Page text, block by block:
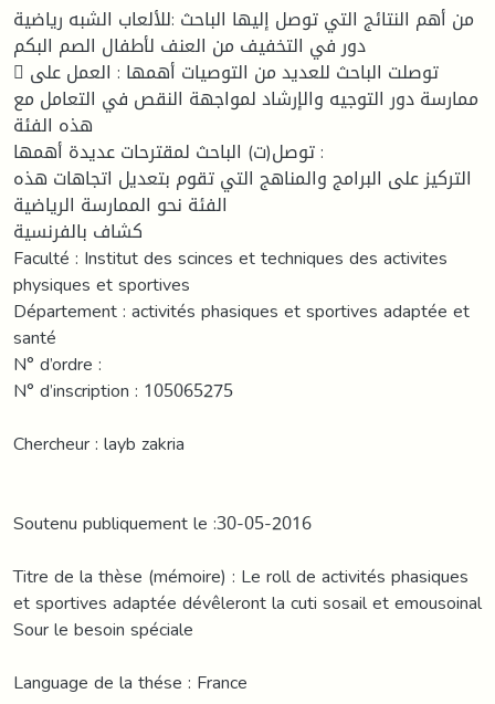
من أهم النتائج التي توصل إليها الباحث :للألعاب الشبه رياضية
دور في التخفيف من العنف لأطفال الصم البكم
 توصلت الباحث للعديد من التوصيات أهمها : العمل على
ممارسة دور التوجيه والإرشاد لمواجهة النقص في التعامل مع
هذه الفئة
توصل(ت) الباحث لمقترحات عديدة أهمها :
التركيز على البرامج والمناهج التي تقوم بتعديل اتجاهات هذه
الفئة نحو الممارسة الرياضية
كشاف بالفرنسية
Faculté : Institut des scinces et techniques des activites
physiques et sportives
Département : activités phasiques et sportives adaptée et
santé
N° d’ordre :
N° d’inscription : 105065275
Chercheur : layb zakria
Soutenu publiquement le :30-05-2016
Titre de la thèse (mémoire) : Le roll de activités phasiques
et sportives adaptée dévêleront la cuti sosail et emousoinal
Sour le besoin spéciale
Language de la thése : France